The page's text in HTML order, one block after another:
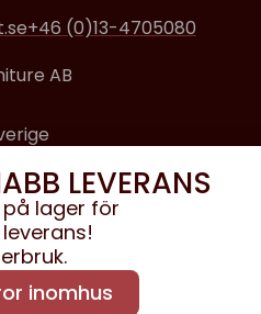
+46 (0)13-4705080
AB
LEVERANS
lager för
inomhus